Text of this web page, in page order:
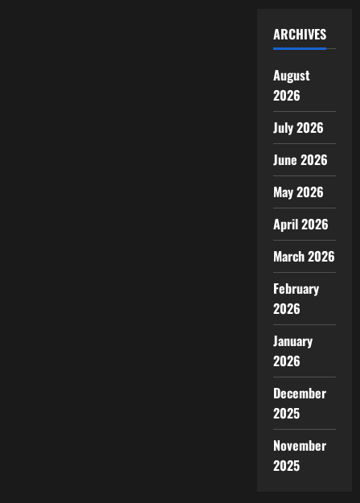
ARCHIVES
August
2026
July 2026
June 2026
May 2026
April 2026
March 2026
February
2026
January
2026
December
2025
November
2025